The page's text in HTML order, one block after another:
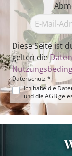
Diese Seite ist
gelten die
Datenschutz *
Ich habe die
und die AGB